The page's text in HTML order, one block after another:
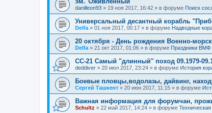
danilleon93 » 19 ноя 2017, 16:42 » в форуме Поиск
Универсальный десантный корабль
Delfa » 01 ноя 2017, 00:17 » в форуме Надводные
20 октября - День рождения Военно-
Delfa » 21 окт 2017, 01:06 » в форуме Праздники ВМФ
СС-21 Самый "длинный" поход 09.1979-
deddiver » 20 июл 2017, 23:24 » в форуме История
Боевые пловцы,водолазы, дайвинг,
Сергей Ташкент » 20 июн 2017, 11:15 » в форуме
Важная информация для форумчан,
Schultz » 22 май 2017, 14:24 » в форуме